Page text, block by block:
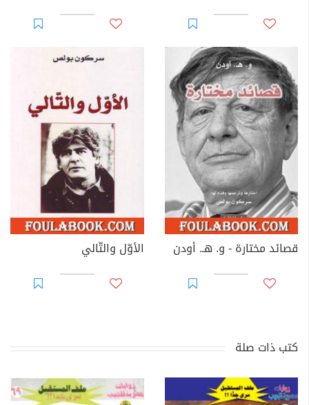
قصائد مختارة - و. هـ. أودن الأوّل والتّالي
كتب ذات صلة